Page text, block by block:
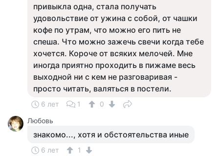
привыкла одна, стала получать
удовольствие от ужина с собой, от чашки
кофе по утрам, что можно его пить не
спеша. Что можно зажечь свечи когда тебе
хочется. Короче от всяких мелочей. Мне
иногда приятно проходить в пижаме весь
выходной ни с кем не разговаривая -
просто читать, валяться в постели.
6 лет 1
0
Любовь
знакомо..., хотя и обстоятельства иные
6 лет 1